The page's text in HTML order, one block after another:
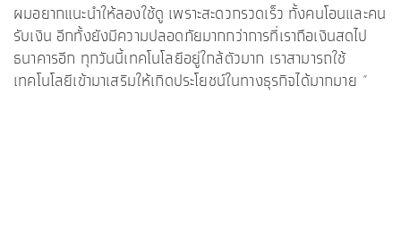
ผมอยากแนะนำให้ลองใช้ดู เพราะสะดวกรวดเร็ว ทั้งคนโอนและคน
รับเงิน อีกทั้งยังมีความปลอดภัยมากกว่าการที่เราถือเงินสดไป
ธนาคารอีก ทุกวันนี้เทคโนโลยีอยู่ใกล้ตัวมาก เราสามารถใช้
เทคโนโลยีเข้ามาเสริมให้เกิดประโยชน์ในทางธุรกิจได้มากมาย “